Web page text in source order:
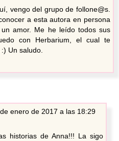
vengo del grupo de follone@s.
a esta autora en persona
amor. Me he leído todos sus
con Herbarium, el cual te
Un saludo.
enero de 2017 a las 18:29
historias de Anna!!! La sigo